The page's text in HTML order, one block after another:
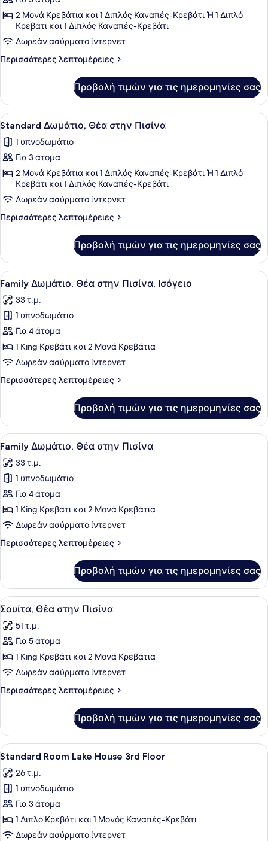
για
Standard
Δωμάτιο,
Θέα
Ισόγειο
2 Μονά Κρεβάτια και 1 Διπλός Καναπές-Κρεβάτι Ή 1 Διπλό
Κρεβάτι και 1 Διπλός Καναπές-Κρεβάτι
Δωρεάν ασύρματο ίντερνετ
Περισσότερες λεπτομέρειες
Περισσότερες
Δωμάτιο,
Θέα
στην
Ισόγειο
Προβολή τιμών για τις ημερομηνίες σας
Προβολή
όλων
των
φωτογραφιών
για
Standard
Δωμάτιο,
Θέα
Δωρεάν είδη από το μίνι μπαρ,
3
Standard Δωμάτιο, Θέα στην Πισίνα
1 υπνοδωμάτιο
Για 3 άτομα
2 Μονά Κρεβάτια και 1 Διπλός Καναπές-Κρεβάτι Ή 1 Διπλό
Κρεβάτι και 1 Διπλός Καναπές-Κρεβάτι
Δωρεάν ασύρματο ίντερνετ
Περισσότερες λεπτομέρειες
Περισσότερες
Δωμάτιο,
Θέα
στην
Πισίνα
Προβολή τιμών για τις ημερομηνίες σας
Προβολή
όλων
των
φωτογραφιών
για
Family
Δωμάτιο,
στην
Ένα δωμάτιο ξενοδοχείου με ένα
4
Family Δωμάτιο, Θέα στην Πισίνα, Ισόγειο
33 τ.μ.
1 υπνοδωμάτιο
Για 4 άτομα
1 King Κρεβάτι και 2 Μονά Κρεβάτια
Δωρεάν ασύρματο ίντερνετ
Περισσότερες λεπτομέρειες
Περισσότερες
Δωμάτιο,
Θέα
στην
Πισίνα,
Ισόγειο
Προβολή τιμών για τις ημερομηνίες σας
Προβολή
όλων
των
φωτογραφιών
για
Family
Δωμάτιο,
στην
Ένα δωμάτιο ξενοδοχείου με ένα
3
Family Δωμάτιο, Θέα στην Πισίνα
33 τ.μ.
1 υπνοδωμάτιο
Για 4 άτομα
1 King Κρεβάτι και 2 Μονά Κρεβάτια
Δωρεάν ασύρματο ίντερνετ
Περισσότερες λεπτομέρειες
Περισσότερες
Δωμάτιο,
Θέα
στην
Προβολή τιμών για τις ημερομηνίες σας
Προβολή
όλων
των
φωτογραφιών
για
Σουίτα,
Θέα
στην
Ένα δωμάτιο ξενοδοχείου με ένα
8
Σουίτα, Θέα στην Πισίνα
51 τ.μ.
Για 5 άτομα
1 King Κρεβάτι και 2 Μονά Κρεβάτια
Δωρεάν ασύρματο ίντερνετ
Περισσότερες λεπτομέρειες
Περισσότερες
Θέα
στην
Πισίνα
Προβολή τιμών για τις ημερομηνίες σας
Προβολή
όλων
των
φωτογραφιών
για
Standard
Room
Ένα σύγχρονο δωμάτιο
3
Standard Room Lake House 3rd Floor
26 τ.μ.
1 υπνοδωμάτιο
Για 3 άτομα
1 Διπλό Κρεβάτι και 1 Μονός Καναπές-Κρεβάτι
Δωρεάν ασύρματο ίντερνετ